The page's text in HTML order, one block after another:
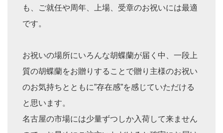
も、ご就任や周年、上場、受章のお祝いには最適
です。
お祝いの場所にいろんな胡蝶蘭が届く中、一段上
質の胡蝶蘭をお贈りすることで贈り主様のお祝い
のお気持ちとともに”存在感”を感じていただける
と思います。
名古屋の市場には少量ずつしか入荷して来ません